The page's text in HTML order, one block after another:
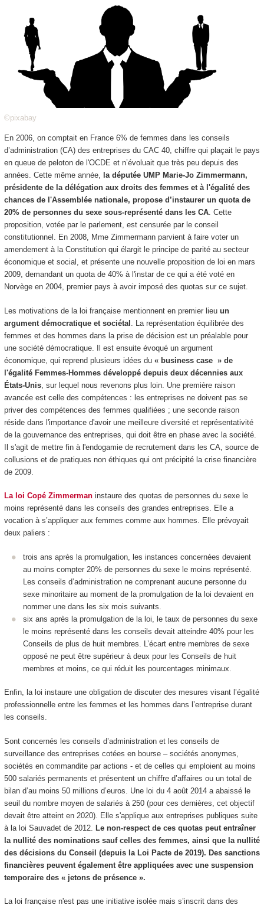
©pixabay
En 2006, on comptait en France 6% de femmes dans les conseils
d’administration (CA) des entreprises du CAC 40, chiffre qui plaçait le pays
en queue de peloton de l'OCDE et n’évoluait que très peu depuis des
années. Cette même année, la députée UMP Marie-Jo Zimmermann,
présidente de la délégation aux droits des femmes et à l'égalité des
chances de l'Assemblée nationale, propose d’instaurer un quota de
20% de personnes du sexe sous-représenté dans les CA. Cette
proposition, votée par le parlement, est censurée par le conseil
constitutionnel. En 2008, Mme Zimmermann parvient à faire voter un
amendement à la Constitution qui élargit le principe de parité au secteur
économique et social, et présente une nouvelle proposition de loi en mars
2009, demandant un quota de 40% à l'instar de ce qui a été voté en
Norvège en 2004, premier pays à avoir imposé des quotas sur ce sujet.
Les motivations de la loi française mentionnent en premier lieu un
argument démocratique et sociétal . La représentation équilibrée des
femmes et des hommes dans la prise de décision est un préalable pour
une société démocratique. Il est ensuite évoqué un argument
économique, qui reprend plusieurs idées du « business case » de
l'égalité Femmes-Hommes développé depuis deux décennies aux
États-Unis, sur lequel nous revenons plus loin. Une première raison
avancée est celle des compétences : les entreprises ne doivent pas se
priver des compétences des femmes qualifiées ; une seconde raison
réside dans l'importance d'avoir une meilleure diversité et représentativité
de la gouvernance des entreprises, qui doit être en phase avec la société.
Il s'agit de mettre fin à l'endogamie de recrutement dans les CA, source de
collusions et de pratiques non éthiques qui ont précipité la crise financière
de 2009.
La loi Copé Zimmermaninstaure des quotas de personnes du sexe le
moins représenté dans les conseils des grandes entreprises. Elle a
vocation à s’appliquer aux femmes comme aux hommes. Elle prévoyait
deux paliers :
trois ans après la promulgation, les instances concernées devaient
au moins compter 20% de personnes du sexe le moins représenté.
Les conseils d’administration ne comprenant aucune personne du
sexe minoritaire au moment de la promulgation de la loi devaient en
nommer une dans les six mois suivants.
six ans après la promulgation de la loi, le taux de personnes du sexe
le moins représenté dans les conseils devait atteindre 40% pour les
Conseils de plus de huit membres. L’écart entre membres de sexe
opposé ne peut être supérieur à deux pour les Conseils de huit
membres et moins, ce qui réduit les pourcentages minimaux.
Enfin, la loi instaure une obligation de discuter des mesures visant l’égalité
professionnelle entre les femmes et les hommes dans l’entreprise durant
les conseils.
Sont concernés les conseils d’administration et les conseils de
surveillance des entreprises cotées en bourse – sociétés anonymes,
sociétés en commandite par actions - et de celles qui emploient au moins
500 salariés permanents et présentent un chiffre d’affaires ou un total de
bilan d’au moins 50 millions d’euros. Une loi du 4 août 2014 a abaissé le
seuil du nombre moyen de salariés à 250 (pour ces dernières, cet objectif
devait être atteint en 2020). Elle s'applique aux entreprises publiques suite
à la loi Sauvadet de 2012. Le non-respect de ces quotas peut entraîner
la nullité des nominations sauf celles des femmes, ainsi que la nullité
des décisions du Conseil (depuis la Loi Pacte de 2019). Des sanctions
financières peuvent également être appliquées avec une suspension
temporaire des « jetons de présence ».
La loi française n'est pas une initiative isolée mais s’inscrit dans des